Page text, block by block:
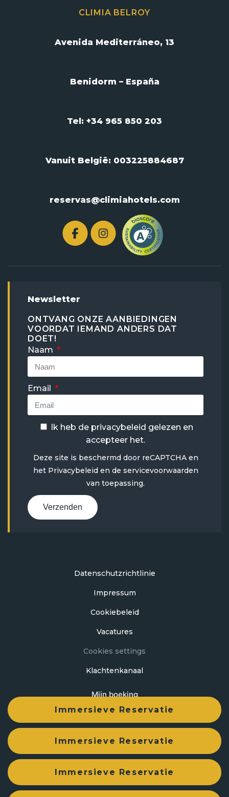
Immersieve Reservatie
Immersieve Reservatie
Immersieve Reservatie
CLIMIA BELROY
Avenida Mediterráneo, 13
Benidorm – España
Tel: +34 965 850 203
Vanuit België: 003225884687
reservas@climiahotels.com
Newsletter
ONTVANG ONZE AANBIEDINGEN
VOORDAT IEMAND ANDERS DAT
DOET!
Naam
Email
Ik heb de privacybeleid gelezen en
accepteer het.
Deze site is beschermd door reCAPTCHA en
het Privacybeleid en de servicevoorwaarden
van toepassing.
Verzenden
Datenschutzrichtlinie
Impressum
Cookiebeleid
Vacatures
Cookies settings
Klachtenkanaal
Mijn boeking